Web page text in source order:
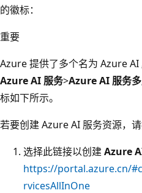
的徽标：
重要
Azure 提供了多个名为 Azure
Azure AI 服务>Azure AI 服务
标如下所示。
若要创建 Azure AI 服务资源，请
选择此链接以创建Azure
https://portal.azure.cn/
rvicesAllInOne